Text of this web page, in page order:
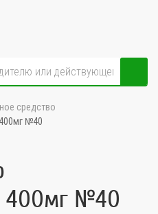
средство
№40
400мг №40